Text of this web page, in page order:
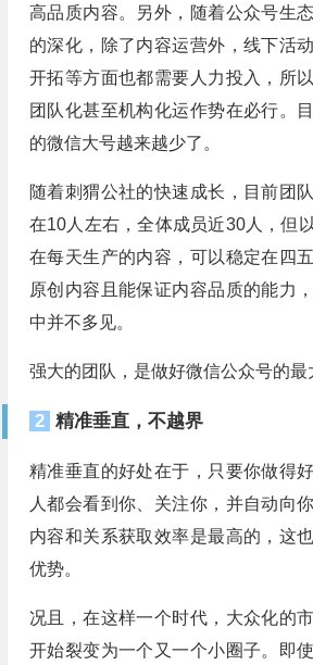
高品质内容。另外，随着公众号生
的深化，除了内容运营外，线下活
开拓等方面也都需要人力投入，所
团队化甚至机构化运作势在必行。
的微信大号越来越少了。
随着刺猬公社的快速成长，目前团
在10人左右，全体成员近30人，但
在每天生产的内容，可以稳定在四
原创内容且能保证内容品质的能力
中并不多见。
强大的团队，是做好微信公众号的最
2 精准垂直，不越界
精准垂直的好处在于，只要你做得
人都会看到你、关注你，并自动向
内容和关系获取效率是最高的，这
优势。
况且，在这样一个时代，大众化的
开始裂变为一个又一个小圈子。即